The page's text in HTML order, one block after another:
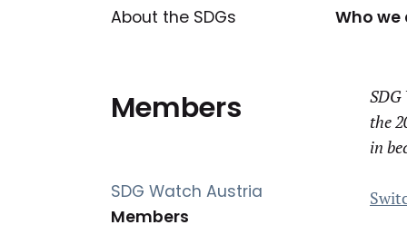
About the SDGs Who we
Members
SDG Watch Austria
Members
the
in